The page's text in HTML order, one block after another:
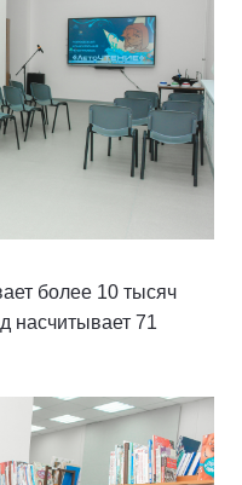
более 10 тысяч
насчитывает 71